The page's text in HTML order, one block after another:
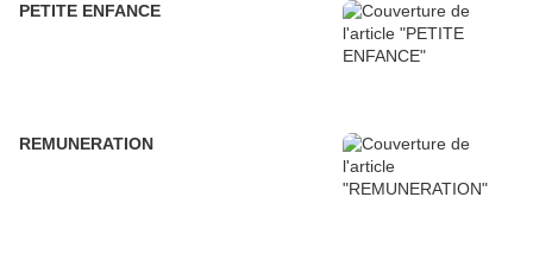
PETITE ENFANCE
REMUNERATION